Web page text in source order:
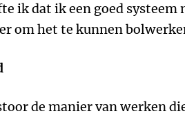
ik dat ik een goed systeem
om het te kunnen
de manier van werken